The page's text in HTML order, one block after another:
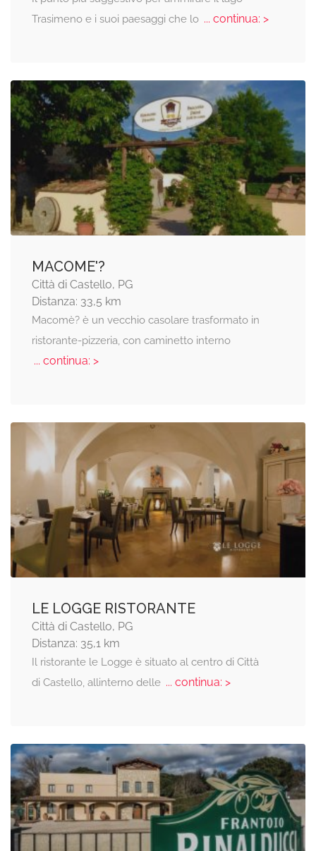
Trasimeno e i suoi paesaggi che lo... continua: >
MACOME'?
Città di Castello, PG
Distanza: 33,5 km
Macomè? è un vecchio casolare trasformato in
ristorante-pizzeria, con caminetto interno
... continua: >
LE LOGGE RISTORANTE
Città di Castello, PG
Distanza: 35,1 km
Il ristorante le Logge è situato al centro di Città
di Castello, allinterno delle... continua: >